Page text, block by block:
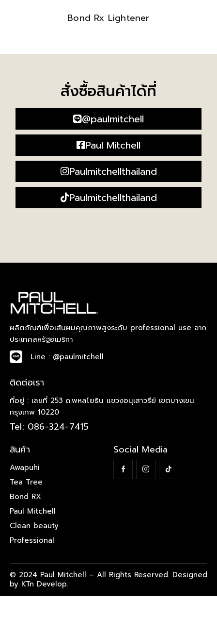
Bond Rx Lightener
สั่งซื้อสินค้าได้ที่
@paulmitchell
Paul Mitchell
Paulmitchellthailand
Paulmitchellthailand
ผลิตภัณฑ์เพื่อเส้นผมคุณภาพสูงระดับ professional use จาก
ประเทศสหรัฐอเมริกา
Line : @paulmitchell
ติดต่อเรา
ที่อยู่ : เลขที่ 253 ถ.พหลโยธิน แขวงอนุเสาวรีย์ เขตบางเขน
กรุงเทพ 10220
Tel: 086-324-7415
สินค้า
Awapuhi
Tea Tree
Bond RX
Paul Mitchell
Clean beauty
Professional
Social Media
© 2024 Paul Mitchell – All Rights Reserved. Designed
by KTn Develop.